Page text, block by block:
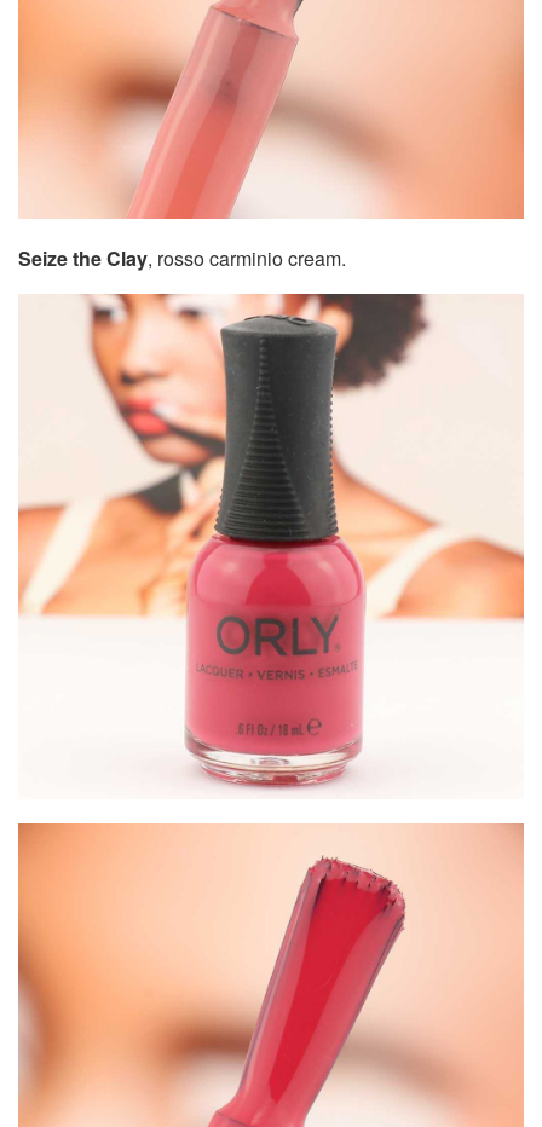
Seize the Clay, rosso carminio cream.